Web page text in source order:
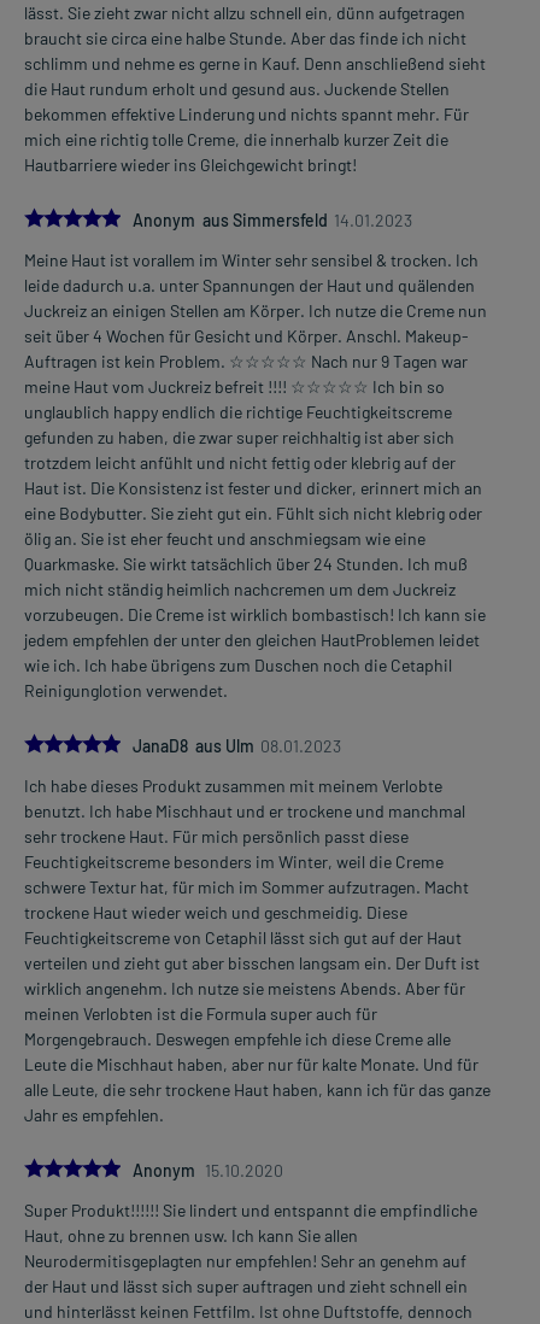
lässt. Sie zieht zwar nicht allzu schnell ein, dünn aufgetragen
braucht sie circa eine halbe Stunde. Aber das finde ich nicht
schlimm und nehme es gerne in Kauf. Denn anschließend sieht
die Haut rundum erholt und gesund aus. Juckende Stellen
bekommen effektive Linderung und nichts spannt mehr. Für
mich eine richtig tolle Creme, die innerhalb kurzer Zeit die
Hautbarriere wieder ins Gleichgewicht bringt!
5.0Anonym aus Simmersfeld 14.01.2023
Meine Haut ist vorallem im Winter sehr sensibel & trocken. Ich
leide dadurch u.a. unter Spannungen der Haut und quälenden
Juckreiz an einigen Stellen am Körper. Ich nutze die Creme nun
seit über 4 Wochen für Gesicht und Körper. Anschl. Makeup-
Auftragen ist kein Problem. ☆☆☆☆☆ Nach nur 9 Tagen war
meine Haut vom Juckreiz befreit !!!! ☆☆☆☆☆ Ich bin so
unglaublich happy endlich die richtige Feuchtigkeitscreme
gefunden zu haben, die zwar super reichhaltig ist aber sich
trotzdem leicht anfühlt und nicht fettig oder klebrig auf der
Haut ist. Die Konsistenz ist fester und dicker, erinnert mich an
eine Bodybutter. Sie zieht gut ein. Fühlt sich nicht klebrig oder
ölig an. Sie ist eher feucht und anschmiegsam wie eine
Quarkmaske. Sie wirkt tatsächlich über 24 Stunden. Ich muß
mich nicht ständig heimlich nachcremen um dem Juckreiz
vorzubeugen. Die Creme ist wirklich bombastisch! Ich kann sie
jedem empfehlen der unter den gleichen HautProblemen leidet
wie ich. Ich habe übrigens zum Duschen noch die Cetaphil
Reinigunglotion verwendet.
5.0
JanaD8 aus Ulm 08.01.2023
Ich habe dieses Produkt zusammen mit meinem Verlobte
benutzt. Ich habe Mischhaut und er trockene und manchmal
sehr trockene Haut. Für mich persönlich passt diese
Feuchtigkeitscreme besonders im Winter, weil die Creme
schwere Textur hat, für mich im Sommer aufzutragen. Macht
trockene Haut wieder weich und geschmeidig. Diese
Feuchtigkeitscreme von Cetaphil lässt sich gut auf der Haut
verteilen und zieht gut aber bisschen langsam ein. Der Duft ist
wirklich angenehm. Ich nutze sie meistens Abends. Aber für
meinen Verlobten ist die Formula super auch für
Morgengebrauch. Deswegen empfehle ich diese Creme alle
Leute die Mischhaut haben, aber nur für kalte Monate. Und für
alle Leute, die sehr trockene Haut haben, kann ich für das ganze
Jahr es empfehlen.
5.0Anonym 15.10.2020
Super Produkt!!!!!! Sie lindert und entspannt die empfindliche
Haut, ohne zu brennen usw. Ich kann Sie allen
Neurodermitisgeplagten nur empfehlen! Sehr an genehm auf
der Haut und lässt sich super auftragen und zieht schnell ein
und hinterlässt keinen Fettfilm. Ist ohne Duftstoffe, dennoch